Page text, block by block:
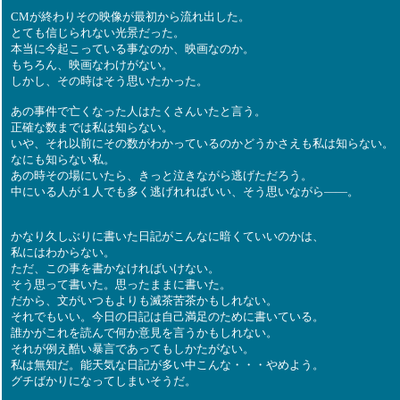
CMが終わりその映像が最初から流れ出した。
とても信じられない光景だった。
本当に今起こっている事なのか、映画なのか。
もちろん、映画なわけがない。
しかし、その時はそう思いたかった。
あの事件で亡くなった人はたくさんいたと言う。
正確な数までは私は知らない。
いや、それ以前にその数がわかっているのかどうかさえも私は知らない。
なにも知らない私。
あの時その場にいたら、きっと泣きながら逃げただろう。
中にいる人が１人でも多く逃げれればいい、そう思いながら――。
かなり久しぶりに書いた日記がこんなに暗くていいのかは、
私にはわからない。
ただ、この事を書かなければいけない。
そう思って書いた。思ったままに書いた。
だから、文がいつもよりも滅茶苦茶かもしれない。
それでもいい。今日の日記は自己満足のために書いている。
誰かがこれを読んで何か意見を言うかもしれない。
それが例え酷い暴言であってもしかたがない。
私は無知だ。能天気な日記が多い中こんな・・・やめよう。
グチばかりになってしまいそうだ。